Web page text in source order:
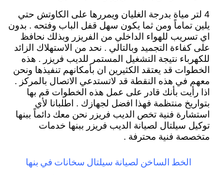
4 لتر مياة بدرجة الغليان ويمررها على الكاوتش حتي
يلين تماماً ومن ثما يكون سهل قفل الباب وفتحه . بدون
اي تسريب للهواء الداخلي من الفريزر وبذلك نحافظ
على كفاءة التجميد وبالتالي . نحد من الاستهلاك الزائد
للكهرباء نتيجة التشغيل المستمر للديب فريزر . هذه
الخطوات قد يعتقد الكثيرين ان بأمكانهم تنفيذها ونحن
معهم في هذه النقطة قد لاتستدعي الاتصال بالمركز .
اذا رأيت بأنك قادر على عمل هذه الخطوات قم بها
بتواريخ منتظمة فهذا افضل لجهازك . اطلبانا لأي
استشارة فنية تخص الديب فريزر نحن معك دائماً ببنها
توكيل سيلتال لصيانة الديب فريزر ببنها خدمات
متخصصة فنية محترفة .
الخط الساخن لصيانة سيلتال سخانات في بنها